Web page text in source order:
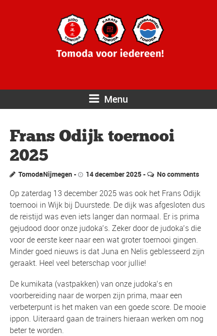
Menu
Frans Odijk toernooi
2025
TomodaNijmegen 14 december 2025 No comments
Op zaterdag 13 december 2025 was ook het Frans Odijk
toernooi in Wijk bij Duurstede. De dijk was afgesloten dus
de reistijd was even iets langer dan normaal. Er is prima
gejudood door onze judoka’s. Zeker door de judoka’s die
voor de eerste keer naar een wat groter toernooi gingen.
Minder goed nieuws is dat Juna en Nelis geblesseerd zijn
geraakt. Heel veel beterschap voor jullie!
De kumikata (vastpakken) van onze judoka’s en
voorbereiding naar de worpen zijn prima, maar een
verbeterpunt is het maken van een goede score. De mooie
ippon. Uiteraard gaan de trainers hieraan werken om nog
beter te worden.